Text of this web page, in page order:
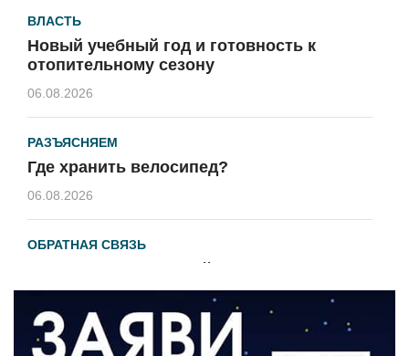
ВЛАСТЬ
Новый учебный год и готовность к
отопительному сезону
06.08.2026
РАЗЪЯСНЯЕМ
Где хранить велосипед?
06.08.2026
ОБРАТНАЯ СВЯЗЬ
ВЛАСТЬ